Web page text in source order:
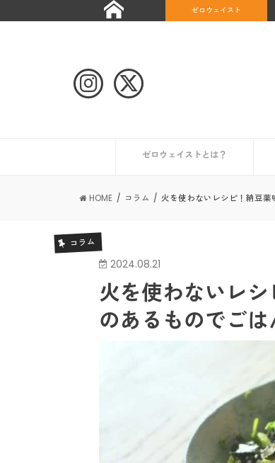
ゼロウェイスト
ゼロウェイストとは？
HOME コラム 火を使わないレシピ！納豆
コラム
2024.08.21
火を使わないレ
のあるものでごは